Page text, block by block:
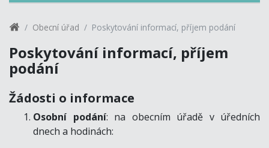
Obecní úřad Poskytování informací, příjem podání
Poskytování informací, příjem
podání
Žádosti o informace
Osobní podání: na obecním úřadě v úředních
dnech a hodinách: